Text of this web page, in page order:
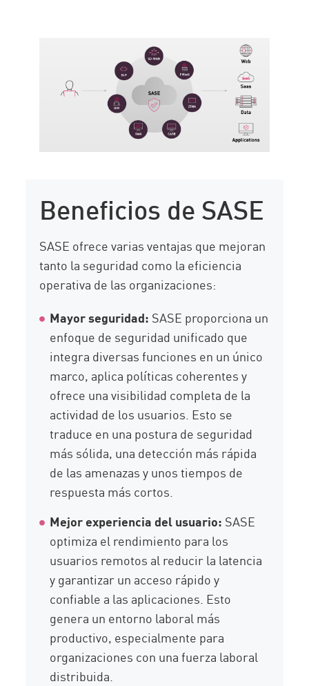
Beneficios de SASE
SASE ofrece varias ventajas que mejoran
tanto la seguridad como la eficiencia
operativa de las organizaciones:
Mayor seguridad: SASE proporciona un
enfoque de seguridad unificado que
integra diversas funciones en un único
marco, aplica políticas coherentes y
ofrece una visibilidad completa de la
actividad de los usuarios. Esto se
traduce en una postura de seguridad
más sólida, una detección más rápida
de las amenazas y unos tiempos de
respuesta más cortos.
Mejor experiencia del usuario: SASE
optimiza el rendimiento para los
usuarios remotos al reducir la latencia
y garantizar un acceso rápido y
confiable a las aplicaciones. Esto
genera un entorno laboral más
productivo, especialmente para
organizaciones con una fuerza laboral
distribuida.